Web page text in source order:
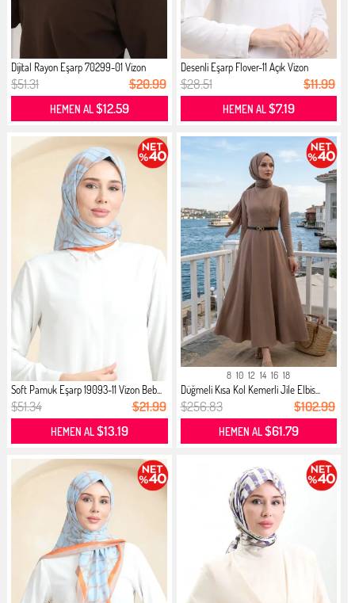
Dijital Rayon Eşarp 70299-01 Vizon
$51.31 $20.99
HEMEN AL$12.59
Desenli Eşarp Flover-11 Açık Vizon
$28.51 $11.99
HEMEN AL$7.19
Soft Pamuk Eşarp 19093-11 Vizon Beb...
$51.34 $21.99
HEMEN AL$13.19
8 10 12 14 16 18
Düğmeli Kısa Kol Kemerli Jile Elbis...
$256.83 $102.99
HEMEN AL$61.79